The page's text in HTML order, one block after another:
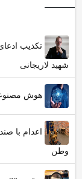
تکذیب
شهید لاریجانی
هوش مصنوعی، بستر وقوع
اعدام با
وطن